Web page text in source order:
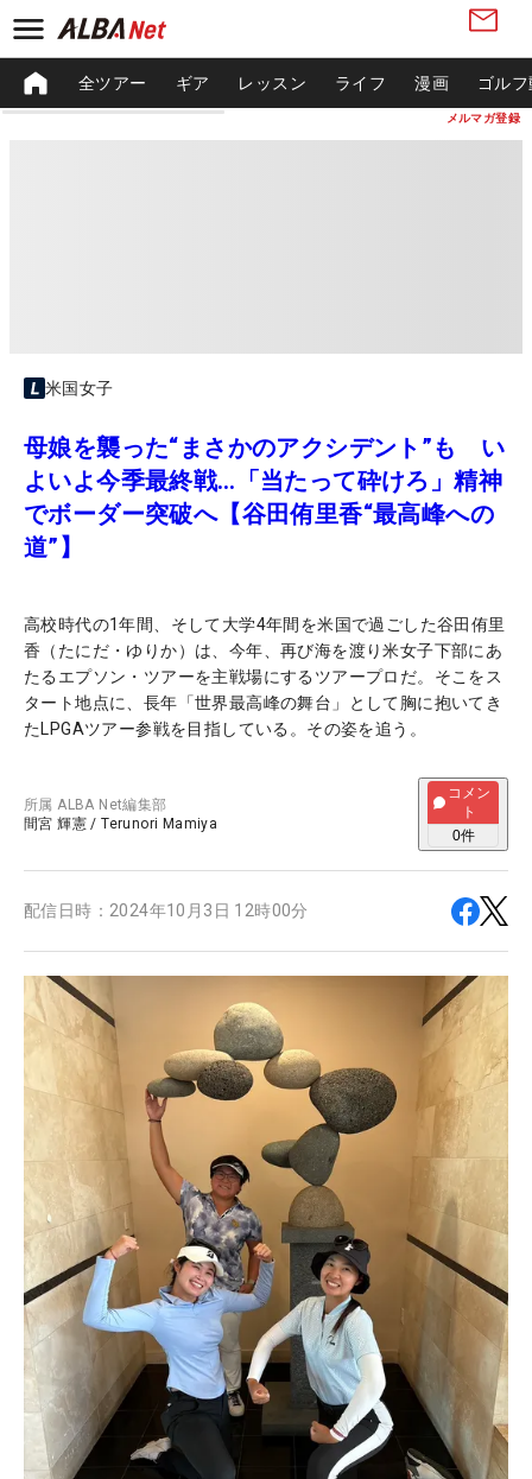
メルマガ登録
全ツアー ギア レッスン ライフ 漫画 ゴル
米国女子
母娘を襲った“まさかのアクシデント”も い
よいよ今季最終戦…「当たって砕けろ」精神
でボーダー突破へ【谷田侑里香“最高峰への
道”】
高校時代の1年間、そして大学4年間を米国で過ごした谷田侑里
香（たにだ・ゆりか）は、今年、再び海を渡り米女子下部にあ
たるエプソン・ツアーを主戦場にするツアープロだ。そこをス
タート地点に、長年「世界最高峰の舞台」として胸に抱いてき
たLPGAツアー参戦を目指している。その姿を追う。
所属ALBA Net編集部
間宮 輝憲 /Terunori Mamiya
コメン
ト
0件
配信日時： 2024年10月3日 12時00分